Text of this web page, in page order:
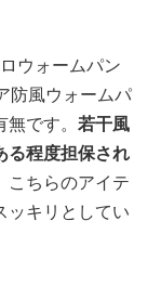
ウォームパン
防風ウォームパ
です。 若干風
る程度担保され
こちらのアイテ
ッキリとしてい